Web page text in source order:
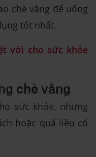
chè vằng để uống
tốt nhất.
vời cho sức khỏe
chè vằng
sức khỏe, nhưng
hoặc quá liều có